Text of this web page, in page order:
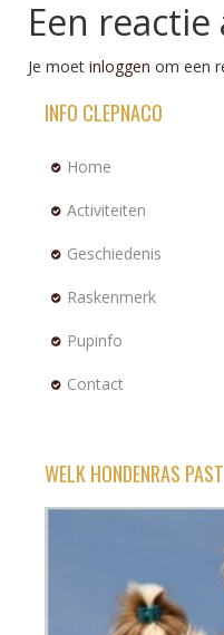
Een
Je moet inloggen om een
INFO CLEPNACO
Home
Activiteiten
Geschiedenis
Raskenmerk
Pupinfo
Contact
WELK HONDENRAS